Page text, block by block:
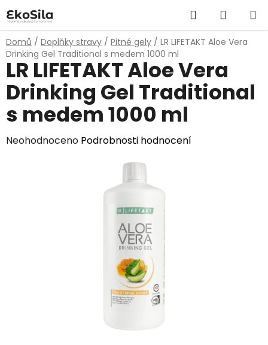
na
obsah
Hledat
KOŠÍK
Domů / Doplňky stravy / Pitné gely / LR LIFETAKT Aloe Vera
Drinking Gel Traditional s medem 1000 ml
LR LIFETAKT Aloe Vera
Drinking Gel Traditional
s medem 1000 ml
Průměrné
Neohodnoceno Podrobnosti hodnocení